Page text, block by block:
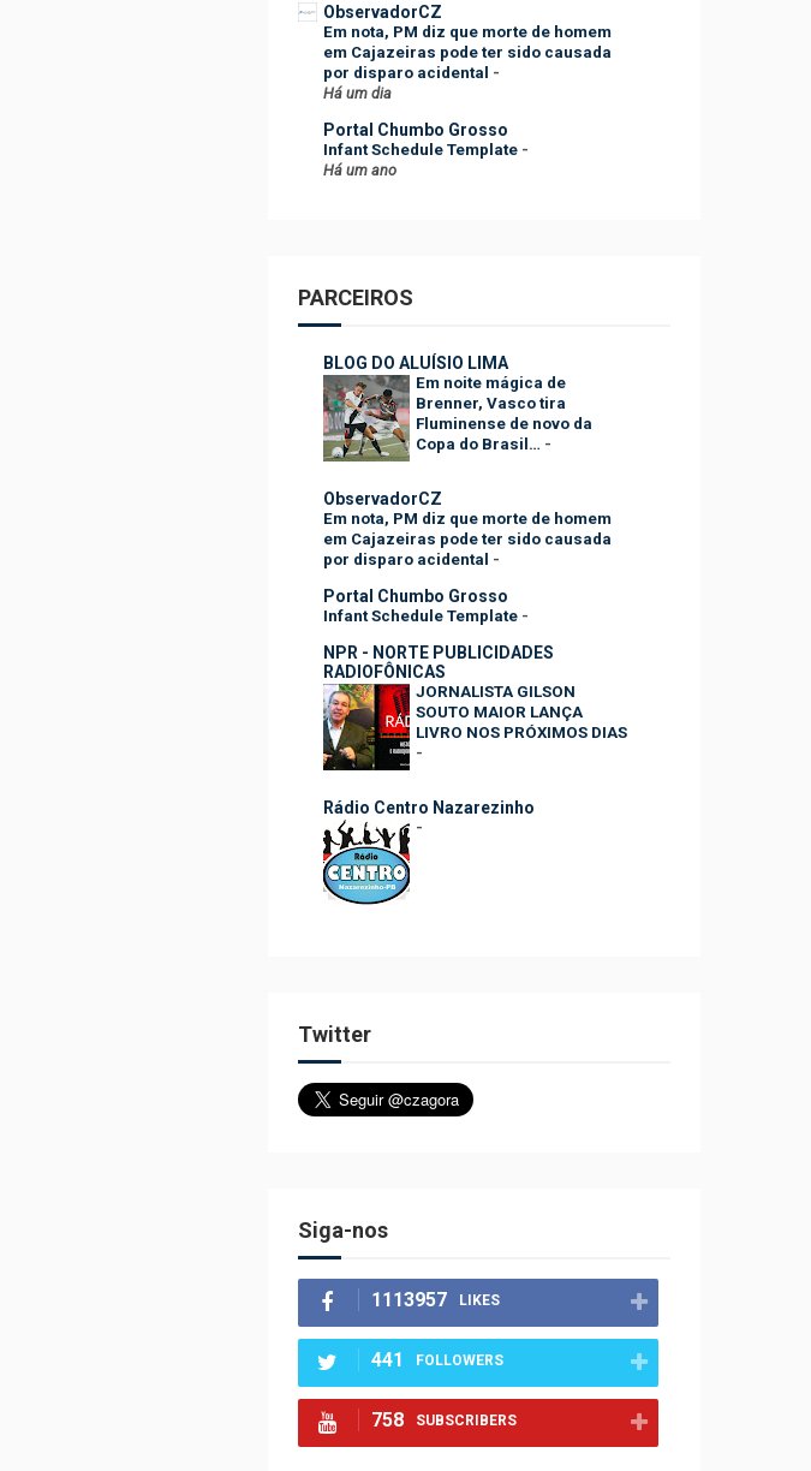
ObservadorCZ
Em nota, PM diz que morte de homem
em Cajazeiras pode ter sido causada
por disparo acidental -
Há um dia
Portal Chumbo Grosso
Infant Schedule Template -
Há um ano
PARCEIROS
BLOG DO ALUÍSIO LIMA
Em noite mágica de
Brenner, Vasco tira
Fluminense de novo da
Copa do Brasil… -
ObservadorCZ
Em nota, PM diz que morte de homem
em Cajazeiras pode ter sido causada
por disparo acidental -
Portal Chumbo Grosso
Infant Schedule Template -
NPR - NORTE PUBLICIDADES
RADIOFÔNICAS
JORNALISTA GILSON
SOUTO MAIOR LANÇA
LIVRO NOS PRÓXIMOS DIAS
-
Rádio Centro Nazarezinho
-
Twitter
Siga-nos
1113957 LIKES
441 FOLLOWERS
758 SUBSCRIBERS